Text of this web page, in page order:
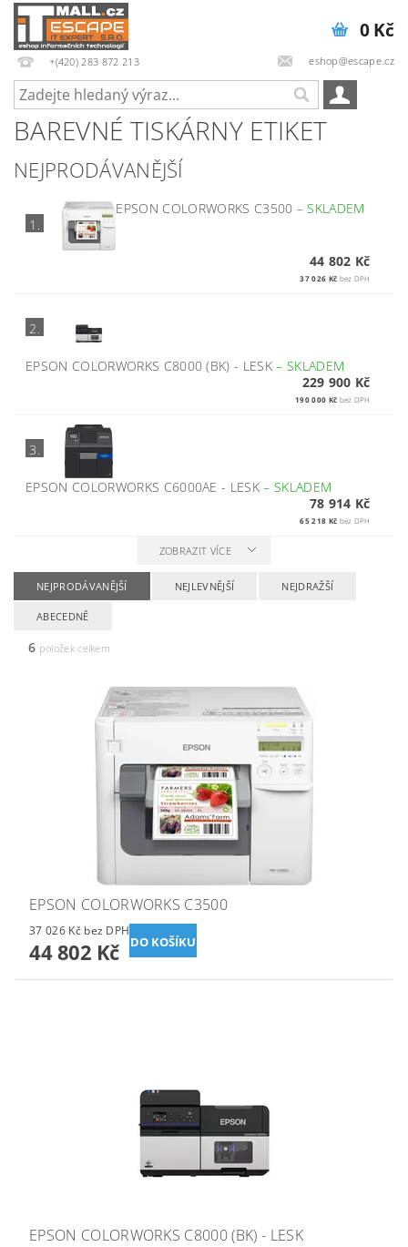
+(420) 283 872 213 eshop@escape.cz
0 Kč
BAREVNÉ TISKÁRNY ETIKET
NEJPRODÁVANĚJŠÍ
1.
EPSON COLORWORKS C3500 –SKLADEM
44 802 Kč
37 026 Kč bez DPH
2.
EPSON COLORWORKS C8000 (BK) - LESK– SKLADEM
229 900 Kč
190 000 Kč bez DPH
3.
EPSON COLORWORKS C6000AE - LESK–SKLADEM
78 914 Kč
65 218 Kč bez DPH
ZOBRAZIT VÍCE
NEJPRODÁVANĚJŠÍ NEJLEVNĚJŠÍ NEJDRAŽŠÍ
ABECEDNĚ
6 položek celkem
EPSON COLORWORKS C3500
37 026 Kč bez DPH
44 802 Kč
EPSON COLORWORKS C8000 (BK) - LESK